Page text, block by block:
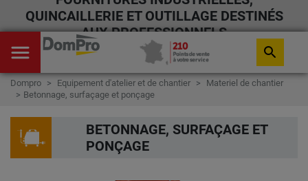
QUINCAILLERIE ET OUTILLAGE DESTINÉS
AUX PROFESSIONNELS
menu search
Dompro Equipement d'atelier et de chantier
Materiel de chantier
Betonnage, surfaçage et ponçage
BETONNAGE, SURFAÇAGE ET
PONÇAGE